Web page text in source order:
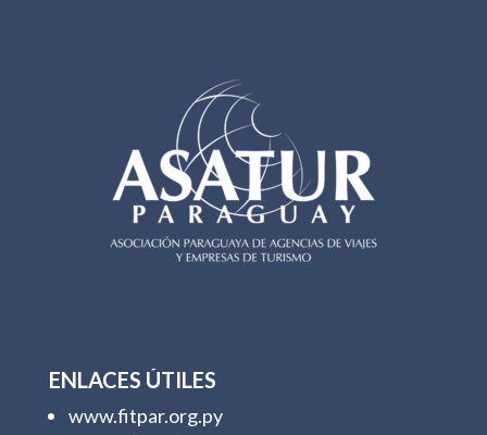
ENLACES ÚTILES
www.fitpar.org.py